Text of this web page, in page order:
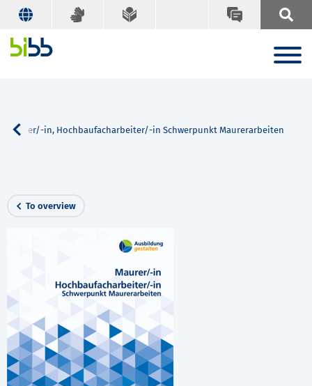
Maurer/-in, Hochbaufacharbeiter/-in Schwerpunkt Maurerarbeiten
To overview